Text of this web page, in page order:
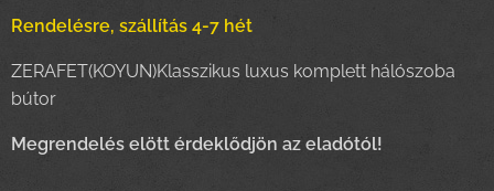
Rendelésre, szállítás 4-7 hét
ZERAFET(KOYUN)Klasszikus luxus komplett hálószoba
bútor
Megrendelés elött érdeklődjön az eladótól!